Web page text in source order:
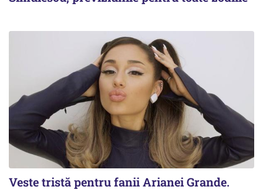
Veste tristă pentru fanii Arianei Grande.